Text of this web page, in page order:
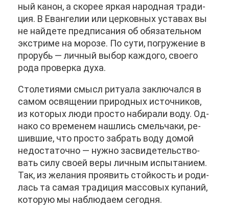
ный ка­нон, а ско­рее яр­кая на­род­ная тра­ди­
ция. В Еван­ге­лии или цер­ков­ных уста­вах вы
не най­де­те пред­пи­са­ния об обя­за­тель­ном
экс­т­ри­ме на мо­ро­зе. По су­ти, по­гру­же­ние в
про­рубь — лич­ный вы­бор каж­до­го, сво­е­го
ро­да про­вер­ка ду­ха.
Сто­ле­ти­я­ми смысл ри­ту­а­ла за­клю­чал­ся в
са­мом освя­ще­нии при­род­ных ис­точ­ни­ков,
из ко­то­рых лю­ди про­сто на­би­ра­ли во­ду. Од­
на­ко со вре­ме­нем на­шлись смель­ча­ки, ре­
шив­шие, что про­сто за­брать во­ду до­мой
недо­ста­точ­но — нуж­но за­сви­де­тель­ство­
вать си­лу сво­ей ве­ры лич­ным ис­пы­та­ни­ем.
Так, из же­ла­ния про­явить стой­кость и ро­ди­
лась та са­мая тра­ди­ция мас­со­вых ку­па­ний,
ко­то­рую мы на­блю­да­ем се­год­ня.